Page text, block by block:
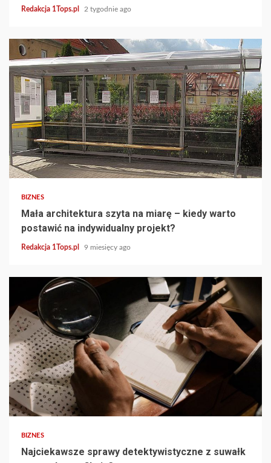
Redakcja 1Tops.pl 2 tygodnie ago
4 min read
BIZNES
Mała architektura szyta na miarę – kiedy warto
postawić na indywidualny projekt?
Redakcja 1Tops.pl 9 miesięcy ago
5 min read
BIZNES
Najciekawsze sprawy detektywistyczne z suwałk